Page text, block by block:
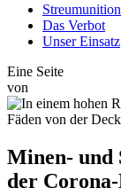
Streumunition
Das Verbot
Unser Einsatz
Eine Seite
von
Minen- und
der